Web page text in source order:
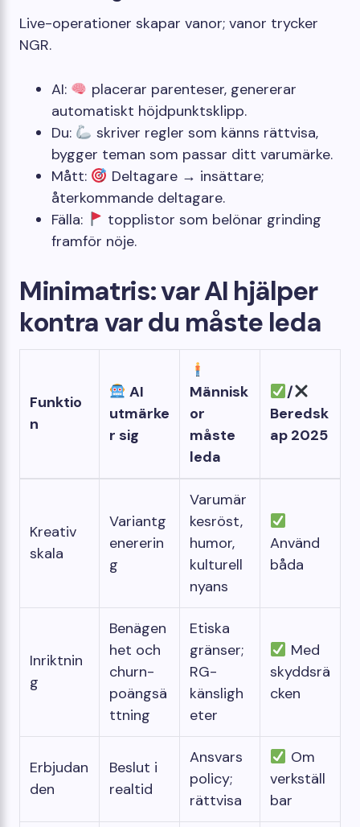
Live-operationer skapar vanor; vanor trycker
NGR.
AI:
placerar parenteser, genererar
automatiskt höjdpunktsklipp.
Du:
skriver regler som känns rättvisa,
bygger teman som passar ditt varumärke.
Mått:
Deltagare → insättare;
återkommande deltagare.
Fälla:
topplistor som belönar grinding
framför nöje.
Minimatris: var AI hjälper
kontra var du måste leda
Funktio
n
AI
utmärke
r sig
Människ
or
måste
leda
/
Beredsk
ap 2025
Kreativ
skala
Variantg
enererin
g
Varumär
kesröst,
humor,
kulturell
nyans
Använd
båda
Inriktnin
g
Benägen
het och
churn-
poängsä
ttning
Etiska
gränser;
RG-
känsligh
eter
Med
skyddsrä
cken
Erbjudan
den
Beslut i
realtid
Ansvars
policy;
rättvisa
Om
verkställ
bar